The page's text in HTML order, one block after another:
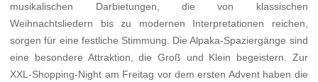
musikalischen Darbietungen, die von klassischen
Weihnachtsliedern bis zu modernen Interpretationen reichen,
sorgen für eine festliche Stimmung. Die Alpaka-Spaziergänge sind
eine besondere Attraktion, die Groß und Klein begeistern. Zur
XXL-Shopping-Night am Freitag vor dem ersten Advent haben die